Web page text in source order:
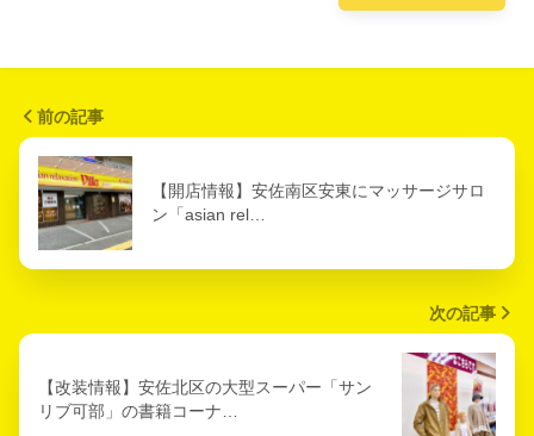
前の記事
【開店情報】安佐南区安東にマッサージサロ
ン「asian rel…
次の記事
【改装情報】安佐北区の大型スーパー「サン
リブ可部」の書籍コーナ…